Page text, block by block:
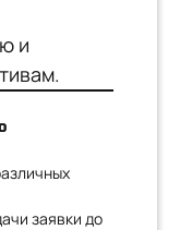
и
заявки до